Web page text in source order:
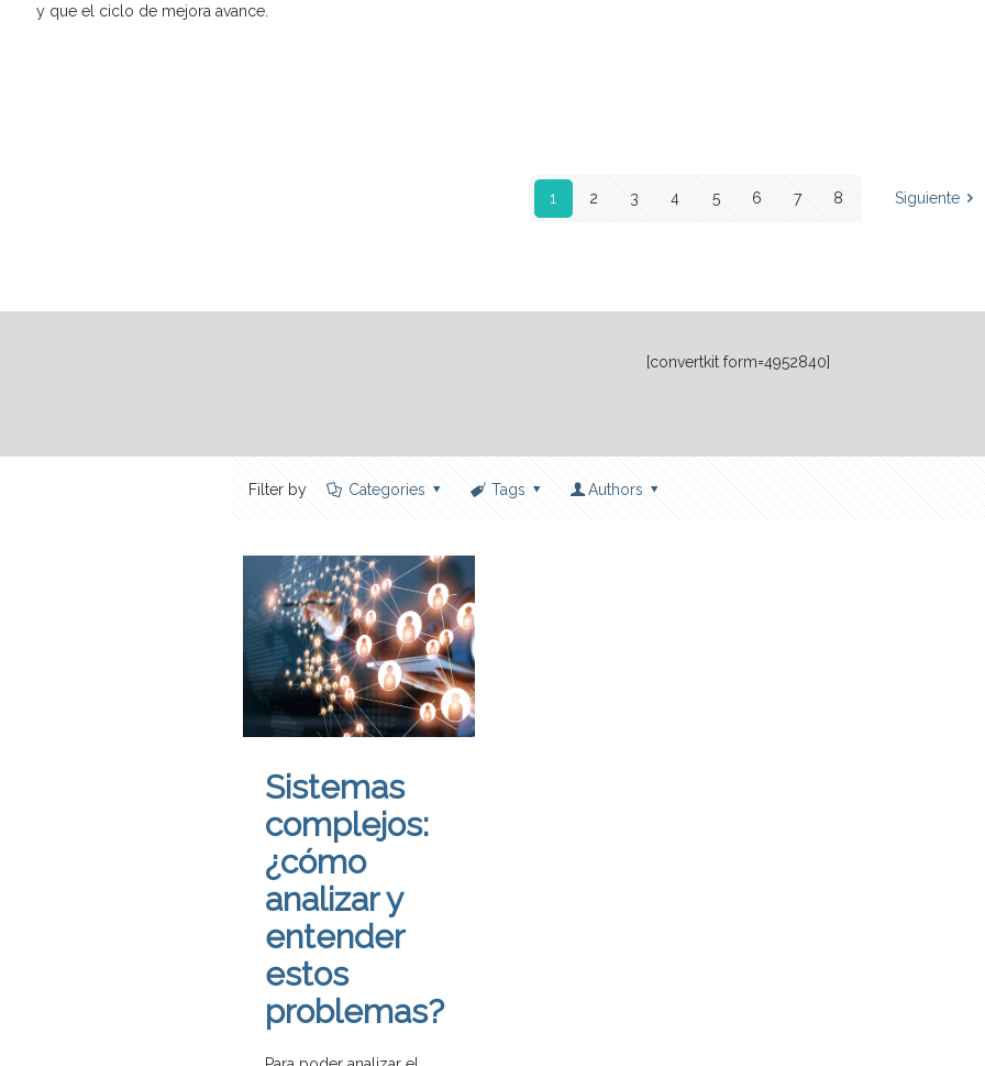
y que el ciclo de mejora avance.
1 2 3 4 5 6 7 8 Siguiente
[convertkit form=4952840]
Filter by Categories Tags Authors
Sistemas
complejos:
¿cómo
analizar y
entender
estos
problemas?